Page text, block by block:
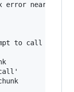
near <eof>
to call a